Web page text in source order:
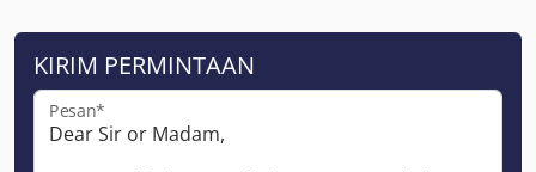
KIRIM PERMINTAAN
Pesan*